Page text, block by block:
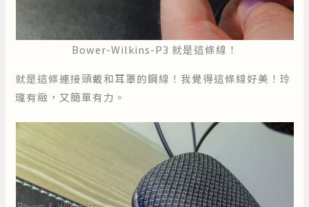
Bower-Wilkins-P3 就是這條線！
就是這條連接頭戴和耳罩的鋼線！我覺得這條線好美！玲
瓏有緻，又簡單有力。